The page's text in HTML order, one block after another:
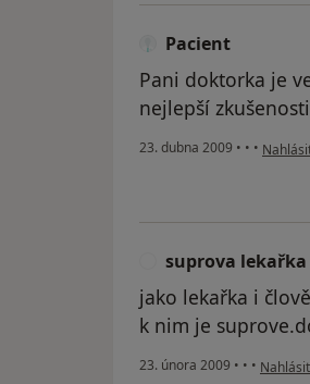
Pacient
Pani doktorka je
nejlepší
23. dubna 2009 • • • podle
suprova
jako lekařka i
k nim je
23. února 2009 • • • podle